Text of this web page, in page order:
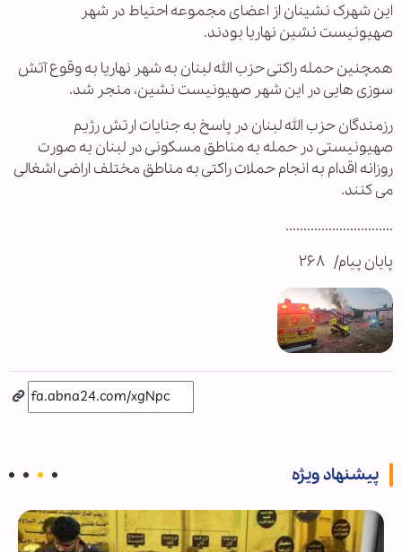
این شهرک نشینان از اعضای مجموعه احتیاط در شهر
صهیونیست نشین نهاریا بودند.
همچنین حمله راکتی حزب الله لبنان به شهر نهاریا به وقوع آتش
سوزی هایی در این شهر صهیونیست نشین، منجر شد.
رزمندگان حزب الله لبنان در پاسخ به جنایات ارتش رژیم
صهیونیستی در حمله به مناطق مسکونی در لبنان به صورت
روزانه اقدام به انجام حملات راکتی به مناطق مختلف اراضی اشغالی
می کنند.
..............................
پایان پیام/ ۲۶۸
پیشنهاد ویژه